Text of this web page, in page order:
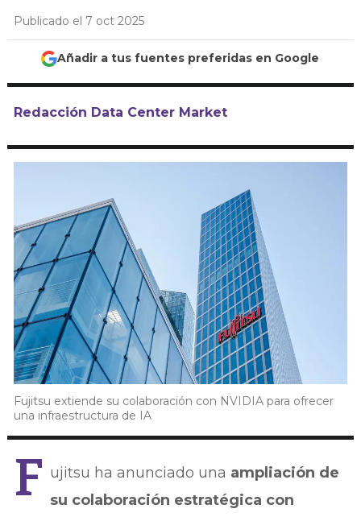
Publicado el 7 oct 2025
Añadir a tus fuentes preferidas en Google
Redacción Data Center Market
Fujitsu extiende su colaboración con NVIDIA para ofrecer
una infraestructura de IA
F ujitsu ha anunciado una ampliación de
su colaboración estratégica con